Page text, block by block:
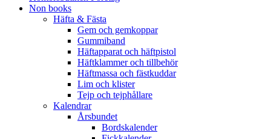
Non books
Häfta & Fästa
Gem och gemkoppar
Gummiband
Häftapparat och häftpistol
Häftklammer och tillbehör
Häftmassa och fästkuddar
Lim och klister
Tejp och tejphållare
Kalendrar
Årsbundet
Bordskalender